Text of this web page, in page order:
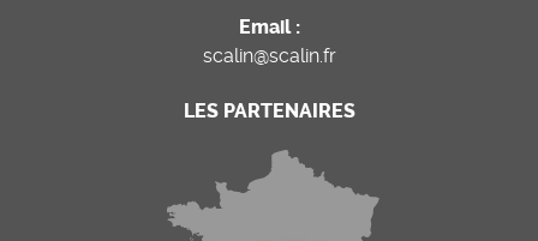
Email :
scalin@scalin.fr
LES PARTENAIRES